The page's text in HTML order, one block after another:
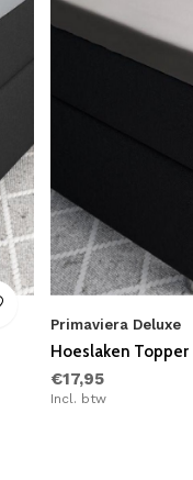
Primaviera Deluxe
Hoeslaken
€17,95
Incl. btw